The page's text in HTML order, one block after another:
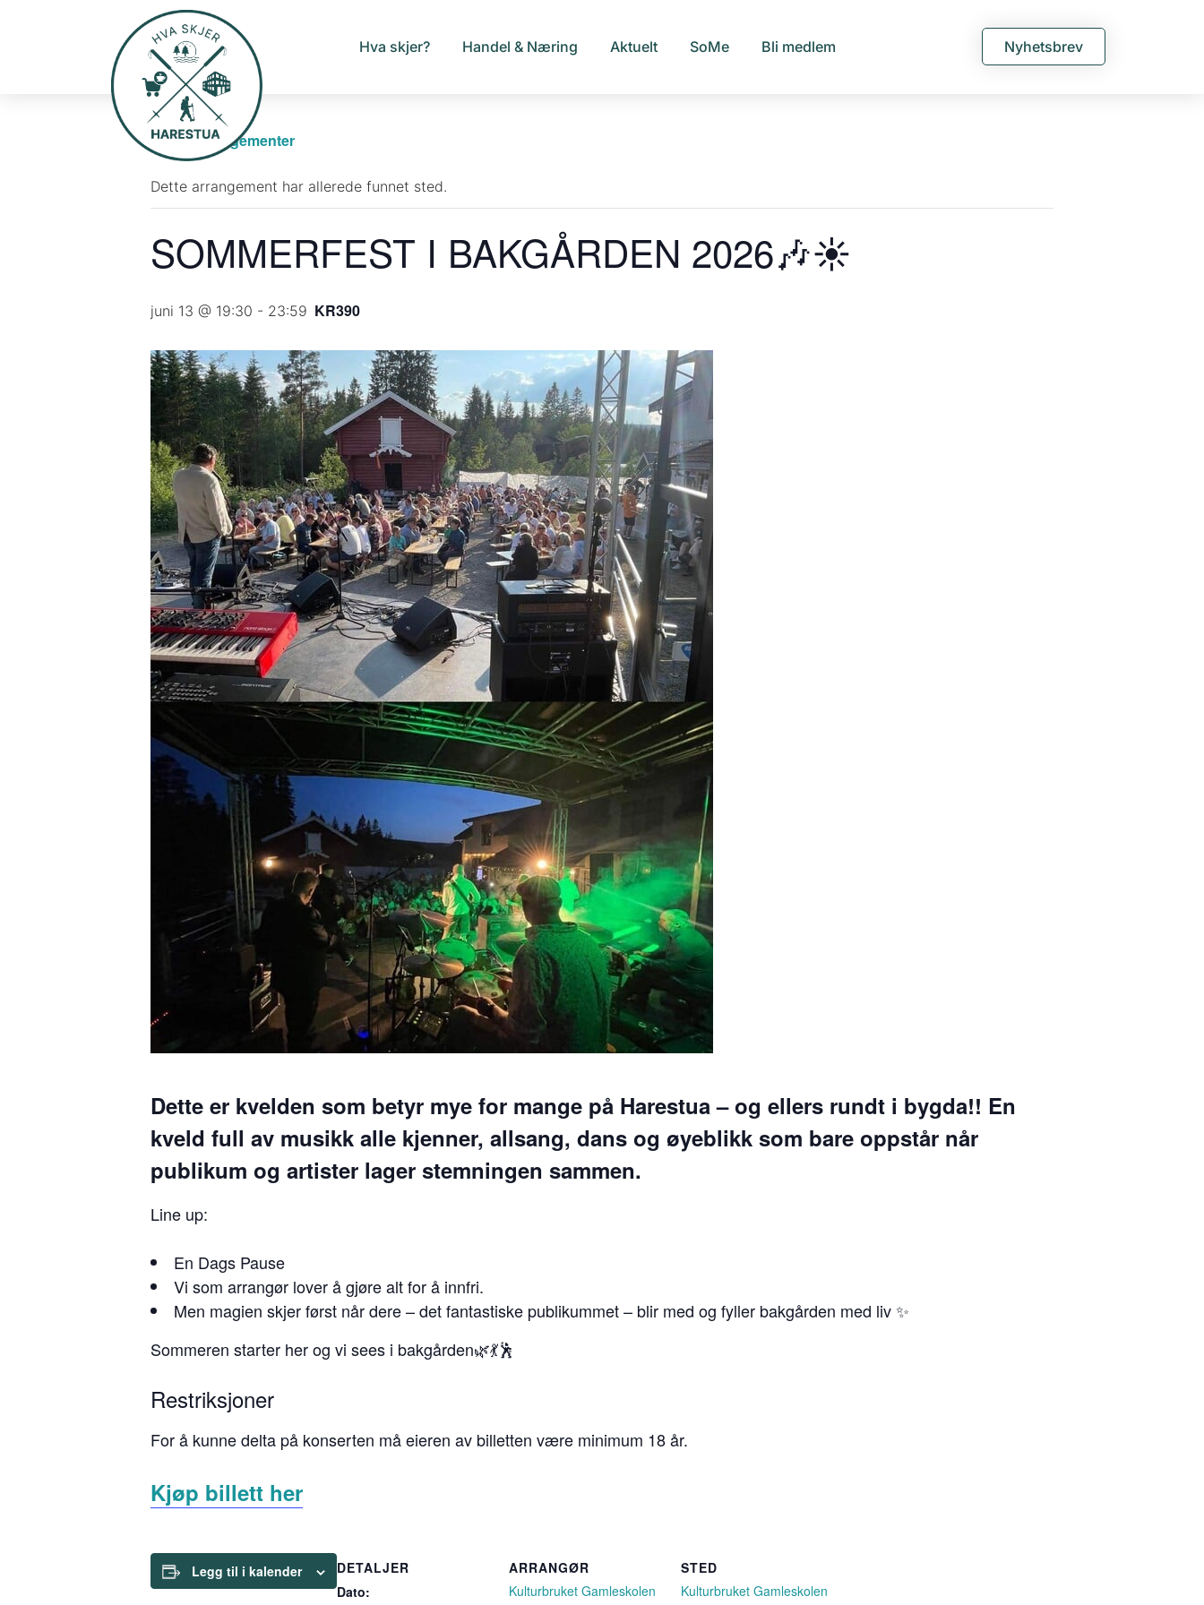
Hva skjer? Handel & Næring Aktuelt SoMe Bli medlem Nyhetsbrev
« Alle Arrangementer
Dette arrangement har allerede funnet sted.
SOMMERFEST I BAKGÅRDEN 2026🎶☀️
juni 13 @ 19:30 - 23:59 KR390
Dette er kvelden som betyr mye for mange på Harestua – og ellers rundt i bygda!! En
kveld full av musikk alle kjenner, allsang, dans og øyeblikk som bare oppstår når
publikum og artister lager stemningen sammen.
Line up:
En Dags Pause
Vi som arrangør lover å gjøre alt for å innfri.
Men magien skjer først når dere – det fantastiske publikummet – blir med og fyller bakgården med liv ✨
Sommeren starter her og vi sees i bakgården🌿💃🕺
Restriksjoner
For å kunne delta på konserten må eieren av billetten være minimum 18 år.
Kjøp billett her
Legg til i kalender
DETALJER
Dato:
ARRANGØR
Kulturbruket Gamleskolen
STED
Kulturbruket Gamleskolen